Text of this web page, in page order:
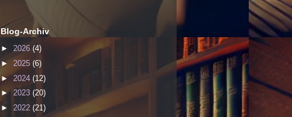
Blog-Archiv
► 2026 (4)
► 2025 (6)
► 2024 (12)
► 2023 (20)
► 2022 (21)